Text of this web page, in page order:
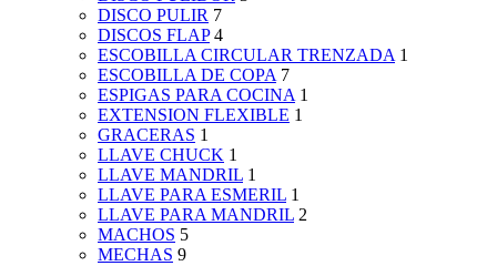
DISCO PULIR 7
DISCOS FLAP 4
ESCOBILLA CIRCULAR TRENZADA 1
ESCOBILLA DE COPA 7
ESPIGAS PARA COCINA 1
EXTENSION FLEXIBLE 1
GRACERAS 1
LLAVE CHUCK 1
LLAVE MANDRIL 1
LLAVE PARA ESMERIL 1
LLAVE PARA MANDRIL 2
MACHOS 5
MECHAS 9